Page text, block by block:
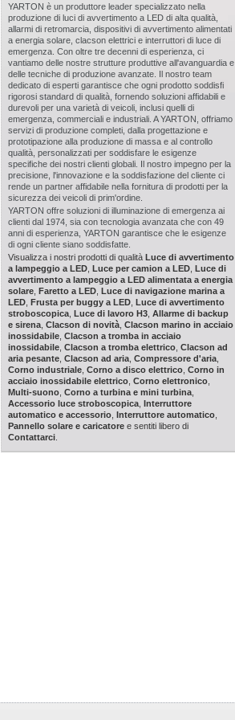
YARTON è un produttore leader specializzato nella
produzione di luci di avvertimento a LED di alta qualità,
allarmi di retromarcia, dispositivi di avvertimento alimentati
a energia solare, clacson elettrici e interruttori di luce di
emergenza. Con oltre tre decenni di esperienza, ci
vantiamo delle nostre strutture produttive all'avanguardia e
delle tecniche di produzione avanzate. Il nostro team
dedicato di esperti garantisce che ogni prodotto soddisfi
rigorosi standard di qualità, fornendo soluzioni affidabili e
durevoli per una varietà di veicoli, inclusi quelli di
emergenza, commerciali e industriali. A YARTON, offriamo
servizi di produzione completi, dalla progettazione e
prototipazione alla produzione di massa e al controllo
qualità, personalizzati per soddisfare le esigenze
specifiche dei nostri clienti globali. Il nostro impegno per la
precisione, l'innovazione e la soddisfazione del cliente ci
rende un partner affidabile nella fornitura di prodotti per la
sicurezza dei veicoli di prim'ordine.
YARTON offre soluzioni di illuminazione di emergenza ai
clienti dal 1974, sia con tecnologia avanzata che con 49
anni di esperienza, YARTON garantisce che le esigenze
di ogni cliente siano soddisfatte.
Visualizza i nostri prodotti di qualità Luce di avvertimento
a lampeggio a LED, Luce per camion a LED, Luce di
avvertimento a lampeggio a LED alimentata a energia
solare, Faretto a LED, Luce di navigazione marina a
LED, Frusta per buggy a LED, Luce di avvertimento
stroboscopica, Luce di lavoro H3, Allarme di backup
e sirena, Clacson di novità, Clacson marino in acciaio
inossidabile, Clacson a tromba in acciaio
inossidabile, Clacson a tromba elettrico, Clacson ad
aria pesante, Clacson ad aria, Compressore d'aria,
Corno industriale, Corno a disco elettrico, Corno in
acciaio inossidabile elettrico, Corno elettronico,
Multi-suono, Corno a turbina e mini turbina,
Accessorio luce stroboscopica, Interruttore
automatico e accessorio, Interruttore automatico,
Pannello solare e caricatore e sentiti libero di
Contattarci.